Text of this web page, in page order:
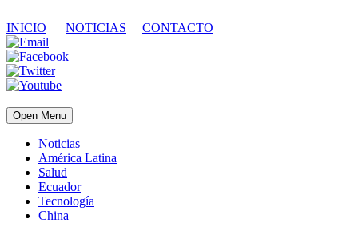
INICIO NOTICIAS CONTACTO
Open Menu
Noticias
América Latina
Salud
Ecuador
Tecnología
China